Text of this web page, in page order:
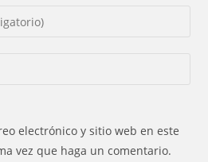
electrónico y sitio web en este
vez que haga un comentario.